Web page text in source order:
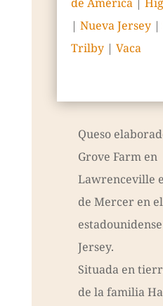
| Nueva Jersey|
Trilby| Vaca
Queso
Grove Farm en
Lawrenceville
de Mercer en
Jersey.
Situada en
de la familia